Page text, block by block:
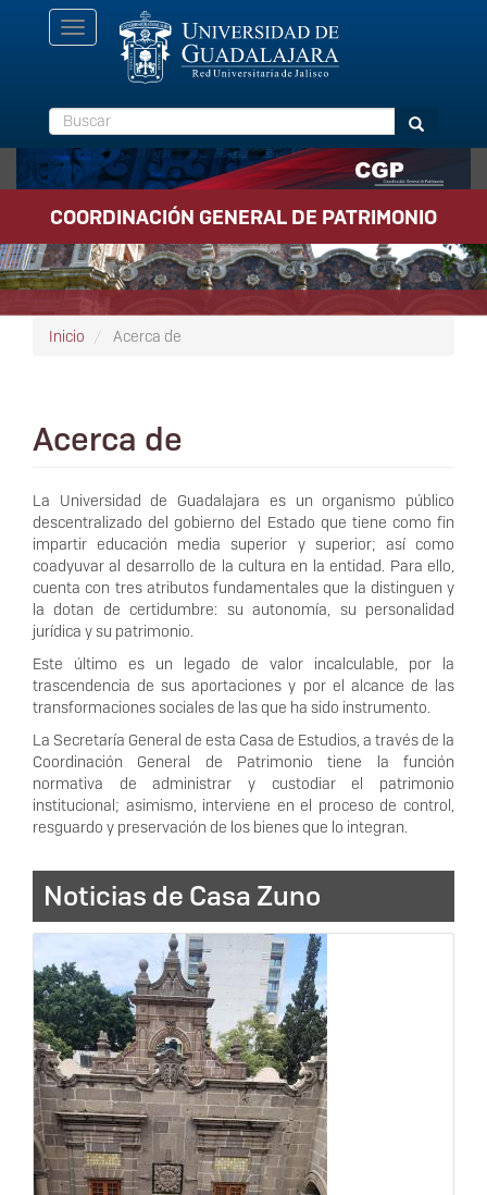
Toggle
navigation
Buscar Buscar
COORDINACIÓN GENERAL DE PATRIMONIO
Inicio Acerca de
Acerca de
La Universidad de Guadalajara es un organismo público
descentralizado del gobierno del Estado que tiene como fin
impartir educación media superior y superior; así como
coadyuvar al desarrollo de la cultura en la entidad. Para ello,
cuenta con tres atributos fundamentales que la distinguen y
la dotan de certidumbre: su autonomía, su personalidad
jurídica y su patrimonio.
Este último es un legado de valor incalculable, por la
trascendencia de sus aportaciones y por el alcance de las
transformaciones sociales de las que ha sido instrumento.
La Secretaría General de esta Casa de Estudios, a través de la
Coordinación General de Patrimonio tiene la función
normativa de administrar y custodiar el patrimonio
institucional; asimismo, interviene en el proceso de control,
resguardo y preservación de los bienes que lo integran.
Noticias de Casa Zuno